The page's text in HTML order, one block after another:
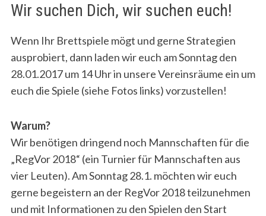
Wir suchen Dich, wir suchen euch!
Wenn Ihr Brettspiele mögt und gerne Strategien
ausprobiert, dann laden wir euch am Sonntag den
28.01.2017 um 14 Uhr in unsere Vereinsräume ein um
euch die Spiele (siehe Fotos links) vorzustellen!
Warum?
Wir benötigen dringend noch Mannschaften für die
„RegVor 2018“ (ein Turnier für Mannschaften aus
vier Leuten). Am Sonntag 28.1. möchten wir euch
gerne begeistern an der RegVor 2018 teilzunehmen
und mit Informationen zu den Spielen den Start